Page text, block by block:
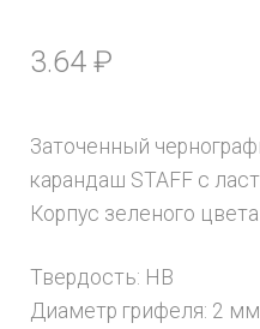
3.64 ₽
Заточенный
карандаш STAFF с
Корпус зеленого
Твердость: HB
Диаметр грифеля: 2 мм